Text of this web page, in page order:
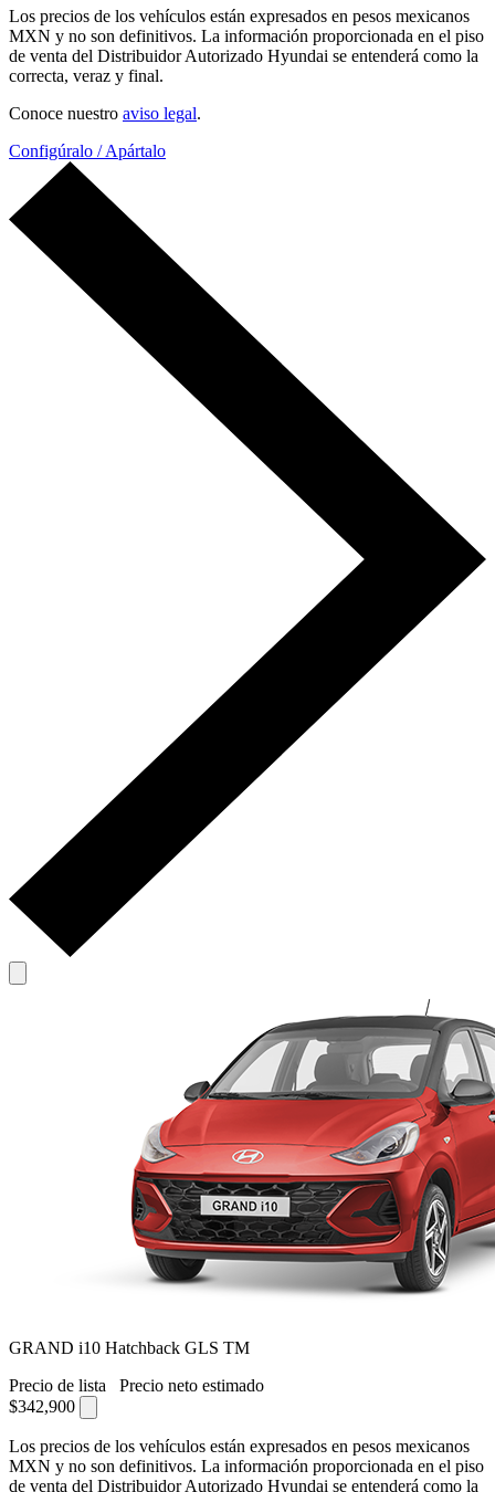
Los precios de los vehículos están expresados en pesos mexicanos
MXN y no son definitivos. La información proporcionada en el piso
de venta del Distribuidor Autorizado Hyundai se entenderá como la
correcta, veraz y final.
Conoce nuestro aviso legal.
Configúralo / Apártalo
GRAND i10 Hatchback GLS TM
Precio de lista
Precio neto estimado
$342,900
Los precios de los vehículos están expresados en pesos mexicanos
MXN y no son definitivos. La información proporcionada en el piso
de venta del Distribuidor Autorizado Hyundai se entenderá como la